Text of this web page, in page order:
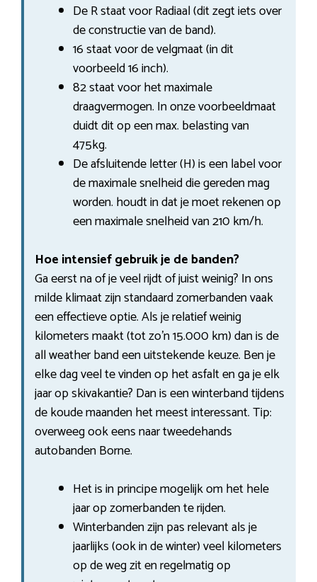
De R staat voor Radiaal (dit zegt iets over
de constructie van de band).
16 staat voor de velgmaat (in dit
voorbeeld 16 inch).
82 staat voor het maximale
draagvermogen. In onze voorbeeldmaat
duidt dit op een max. belasting van
475kg.
De afsluitende letter (H) is een label voor
de maximale snelheid die gereden mag
worden. houdt in dat je moet rekenen op
een maximale snelheid van 210 km/h.
Hoe intensief gebruik je de banden?
Ga eerst na of je veel rijdt of juist weinig? In ons
milde klimaat zijn standaard zomerbanden vaak
een effectieve optie. Als je relatief weinig
kilometers maakt (tot zo’n 15.000 km) dan is de
all weather band een uitstekende keuze. Ben je
elke dag veel te vinden op het asfalt en ga je elk
jaar op skivakantie? Dan is een winterband tijdens
de koude maanden het meest interessant. Tip:
overweeg ook eens naar tweedehands
autobanden Borne.
Het is in principe mogelijk om het hele
jaar op zomerbanden te rijden.
Winterbanden zijn pas relevant als je
jaarlijks (ook in de winter) veel kilometers
op de weg zit en regelmatig op